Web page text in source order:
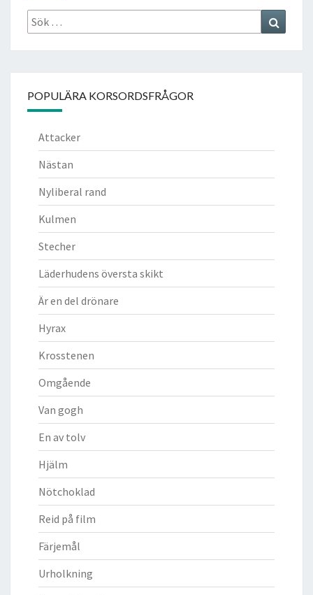
Sök
efter:
POPULÄRA KORSORDSFRÅGOR
Attacker
Nästan
Nyliberal rand
Kulmen
Stecher
Läderhudens översta skikt
Är en del drönare
Hyrax
Krosstenen
Omgående
Van gogh
En av tolv
Hjälm
Nötchoklad
Reid på film
Färjemål
Urholkning